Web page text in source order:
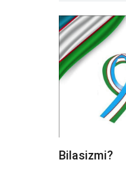
Bilasizmi?